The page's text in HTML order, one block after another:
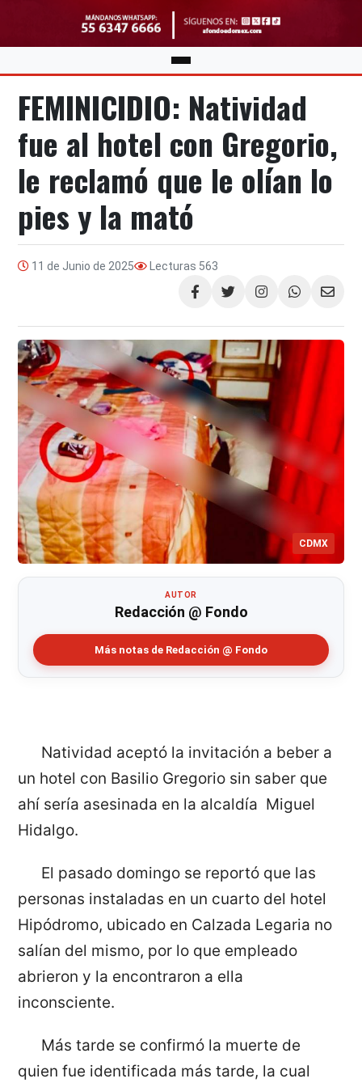
FEMINICIDIO: Natividad
fue al hotel con Gregorio,
le reclamó que le olían lo
pies y la mató
11 de Junio de 2025 Lecturas 563
Compartir
CDMX
AUTOR
Redacción @ Fondo
Más notas de Redacción @ Fondo
Natividad aceptó la invitación a beber a
un hotel con Basilio Gregorio sin saber que
ahí sería asesinada en la alcaldía Miguel
Hidalgo.
El pasado domingo se reportó que las
personas instaladas en un cuarto del hotel
Hipódromo, ubicado en Calzada Legaria no
salían del mismo, por lo que empleado
abrieron y la encontraron a ella
inconsciente.
Más tarde se confirmó la muerte de
quien fue identificada más tarde, la cual